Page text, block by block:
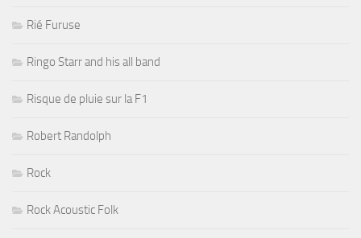
Rié Furuse
Ringo Starr and his all band
Risque de pluie sur la F1
Robert Randolph
Rock
Rock Acoustic Folk